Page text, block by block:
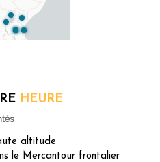
HEURE
altitude
le Mercantour frontalier